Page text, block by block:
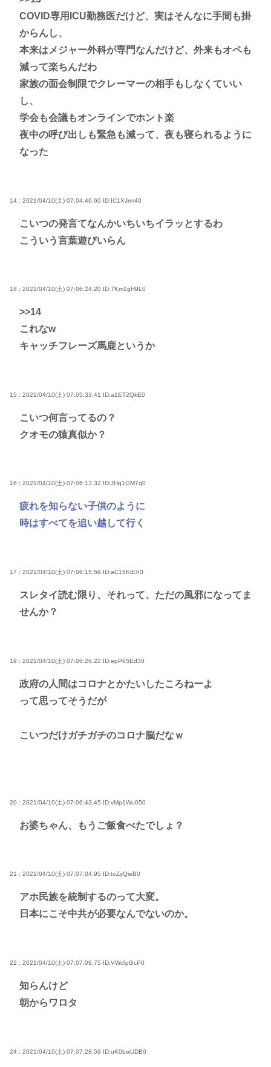
COVID専用ICU勤務医だけど、実はそんなに手間も掛
からんし、
本来はメジャー外科が専門なんだけど、外来もオペも
減って楽ちんだわ
家族の面会制限でクレーマーの相手もしなくていい
し、
学会も会議もオンラインでホント楽
夜中の呼び出しも緊急も減って、夜も寝られるように
なった
14 : 2021/04/10(土) 07:04:46.60 ID:IC1XJrm40
こいつの発言てなんかいちいちイラッとするわ
こういう言葉遊びいらん
18 : 2021/04/10(土) 07:06:24.20 ID:7Km1gH9L0
>>14
これなw
キャッチフレーズ馬鹿というか
15 : 2021/04/10(土) 07:05:33.41 ID:a1ET2QkE0
こいつ何言ってるの？
クオモの猿真似か？
16 : 2021/04/10(土) 07:06:13.32 ID:JHq1GM7q0
疲れを知らない子供のように
時はすべてを追い越して行く
17 : 2021/04/10(土) 07:06:15.56 ID:aC15KtEh0
スレタイ読む限り、それって、ただの風邪になってま
せんか？
19 : 2021/04/10(土) 07:06:26.22 ID:epP65Ed30
政府の人間はコロナとかたいしたころねーよ
って思ってそうだが
こいつだけガチガチのコロナ脳だなｗ
20 : 2021/04/10(土) 07:06:43.45 ID:vMp1Wu050
お婆ちゃん、もうご飯食べたでしょ？
21 : 2021/04/10(土) 07:07:04.95 ID:toZyQieB0
アホ民族を統制するのって大変。
日本にこそ中共が必要なんでないのか。
22 : 2021/04/10(土) 07:07:09.75 ID:VWdlpGcP0
知らんけど
朝からワロタ
24 : 2021/04/10(土) 07:07:28.59 ID:uK0bwUDB0